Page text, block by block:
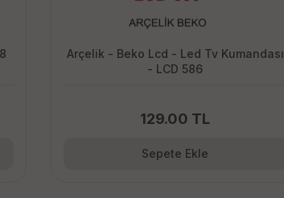
Arçelik - Beko Lcd - Led Tv Kumandası
- LCD 586
129.00 TL
Sepete Ekle